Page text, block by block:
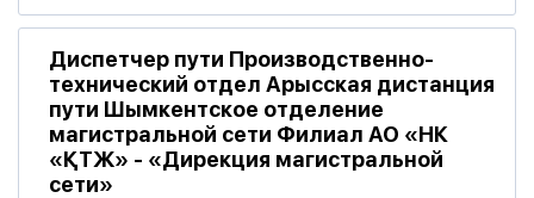
Диспетчер пути Производственно-
технический отдел Арысская дистанция
пути Шымкентское отделение
магистральной сети Филиал АО «НК
«ҚТЖ» - «Дирекция магистральной
сети»